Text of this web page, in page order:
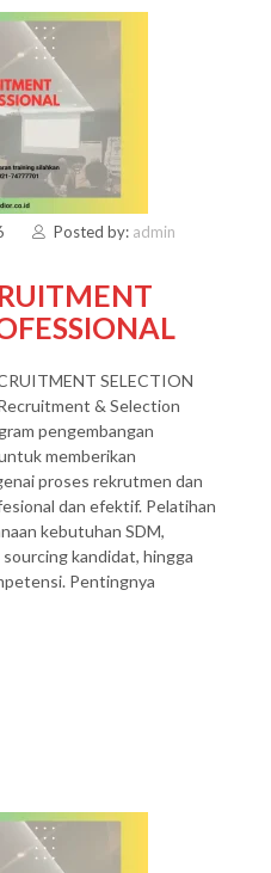
Posted by: admin
SELECTION
& Selection
pengembangan
memberikan
proses rekrutmen dan
dan efektif. Pelatihan
kebutuhan SDM,
kandidat, hingga
Pentingnya